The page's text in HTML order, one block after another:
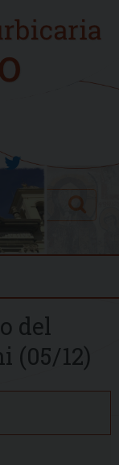
twitter
Search
del
(05/12)